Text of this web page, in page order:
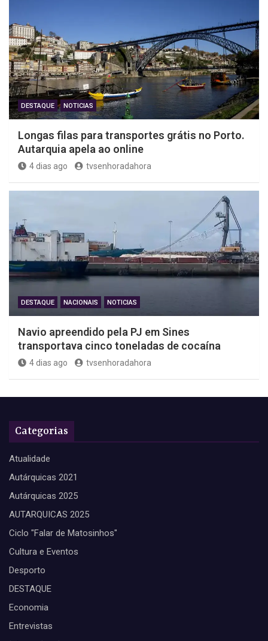
DESTAQUE NOTICIAS
Longas filas para transportes grátis no Porto.
Autarquia apela ao online
4 dias ago tvsenhoradahora
DESTAQUE NACIONAIS NOTICIAS
Navio apreendido pela PJ em Sines
transportava cinco toneladas de cocaína
4 dias ago tvsenhoradahora
Categorias
Atualidade
Autárquicas 2021
Autárquicas 2025
AUTARQUICAS 2025
Ciclo "Falar de Matosinhos"
Cultura e Eventos
Desporto
DESTAQUE
Economia
Entrevistas